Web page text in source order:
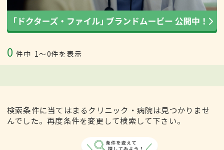
0 件中 1〜0件を表示
検索条件に当てはまるクリニック・病院は見つかりませ
んでした。再度条件を変更して検索して下さい。